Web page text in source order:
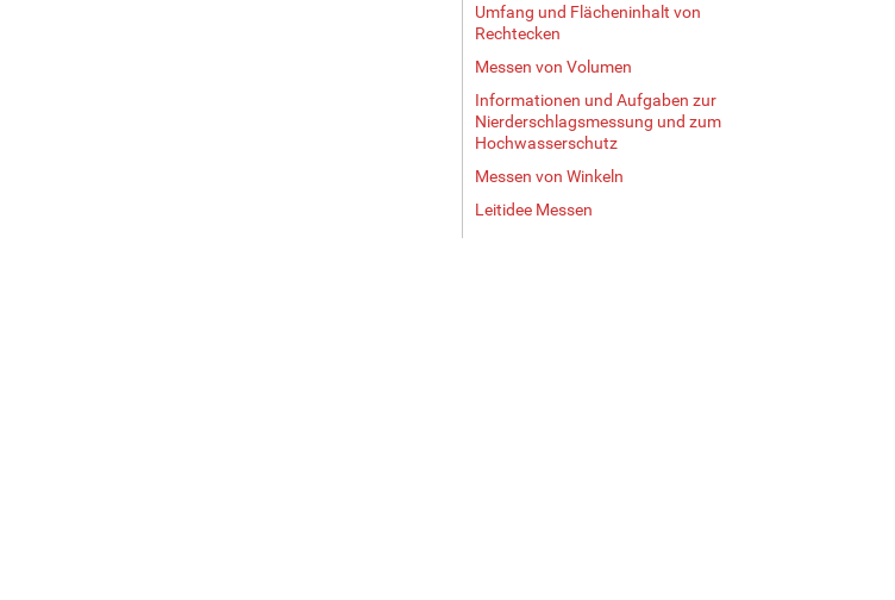
Umfang und Flächeninhalt von
Rechtecken
Messen von Volumen
Informationen und Aufgaben zur
Nierderschlagsmessung und zum
Hochwasserschutz
Messen von Winkeln
Leitidee Messen